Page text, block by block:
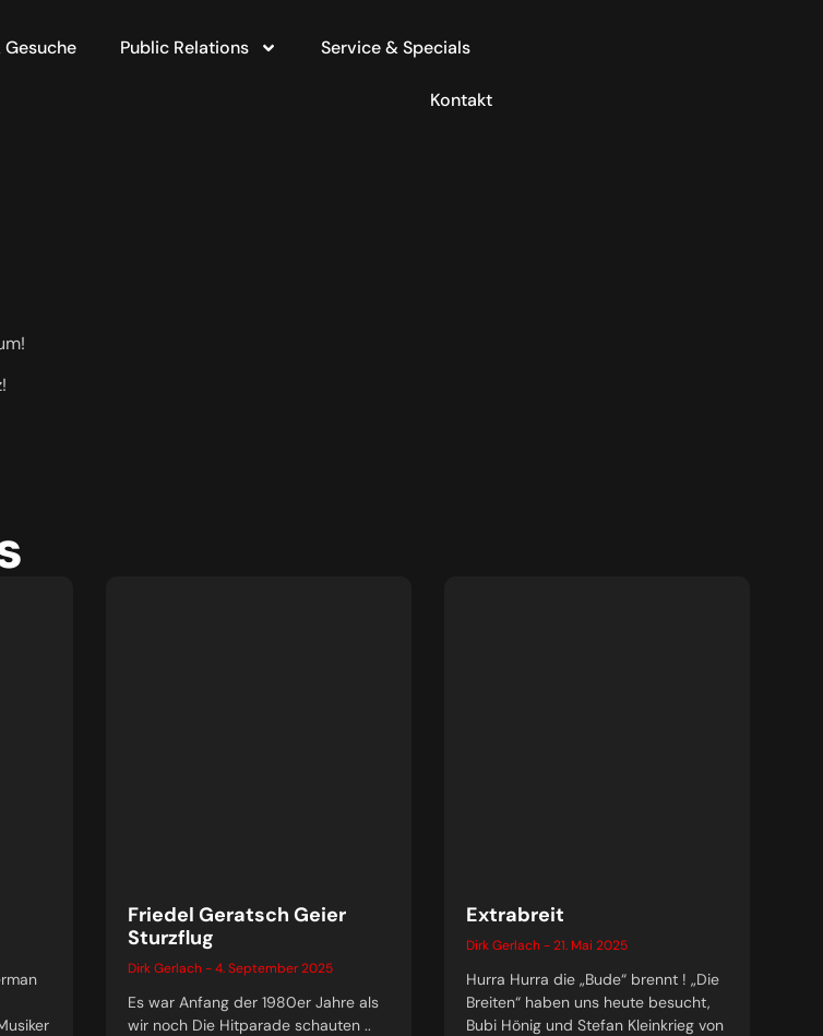
Public Relations Service & Specials
Kontakt
Friedel Geratsch Geier
Sturzflug
Dirk Gerlach 4. September 2025
Es war Anfang der 1980er Jahre als
wir noch Die Hitparade schauten ..
Extrabreit
Dirk Gerlach 21. Mai 2025
Hurra Hurra die „Bude“ brennt ! „Die
Breiten“ haben uns heute besucht,
Bubi Hönig und Stefan Kleinkrieg von